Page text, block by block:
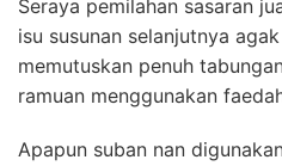
Seraya pemilahan sasaran
isu susunan selanjutnya
memutuskan penuh
ramuan menggunakan
Apapun suban nan